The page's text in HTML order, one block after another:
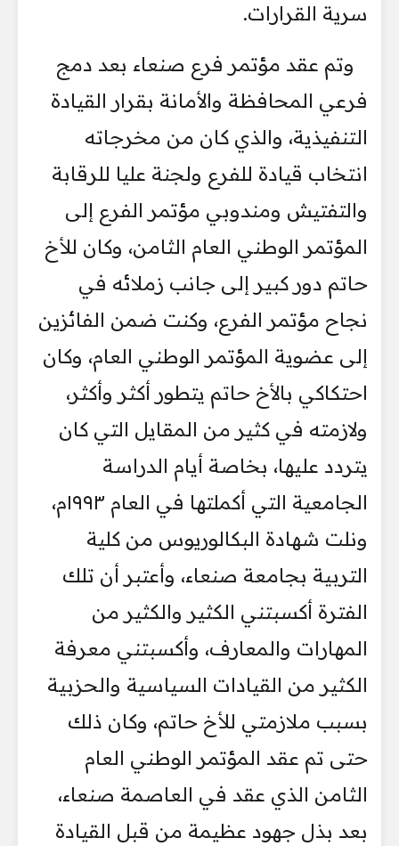
سرية القرارات.
وتم عقد مؤتمر فرع صنعاء بعد دمج
فرعي المحافظة والأمانة بقرار القيادة
التنفيذية، والذي كان من مخرجاته
انتخاب قيادة للفرع ولجنة عليا للرقابة
والتفتيش ومندوبي مؤتمر الفرع إلى
المؤتمر الوطني العام الثامن، وكان للأخ
حاتم دور كبير إلى جانب زملائه في
نجاح مؤتمر الفرع، وكنت ضمن الفائزين
إلى عضوية المؤتمر الوطني العام، وكان
احتكاكي بالأخ حاتم يتطور أكثر وأكثر،
ولازمته في كثير من المقايل التي كان
يتردد عليها، بخاصة أيام الدراسة
الجامعية التي أكملتها في العام ١٩٩٣م،
ونلت شهادة البكالوريوس من كلية
التربية بجامعة صنعاء، وأعتبر أن تلك
الفترة أكسبتني الكثير والكثير من
المهارات والمعارف، وأكسبتني معرفة
الكثير من القيادات السياسية والحزبية
بسبب ملازمتي للأخ حاتم، وكان ذلك
حتى تم عقد المؤتمر الوطني العام
الثامن الذي عقد في العاصمة صنعاء،
بعد بذل جهود عظيمة من قبل القيادة